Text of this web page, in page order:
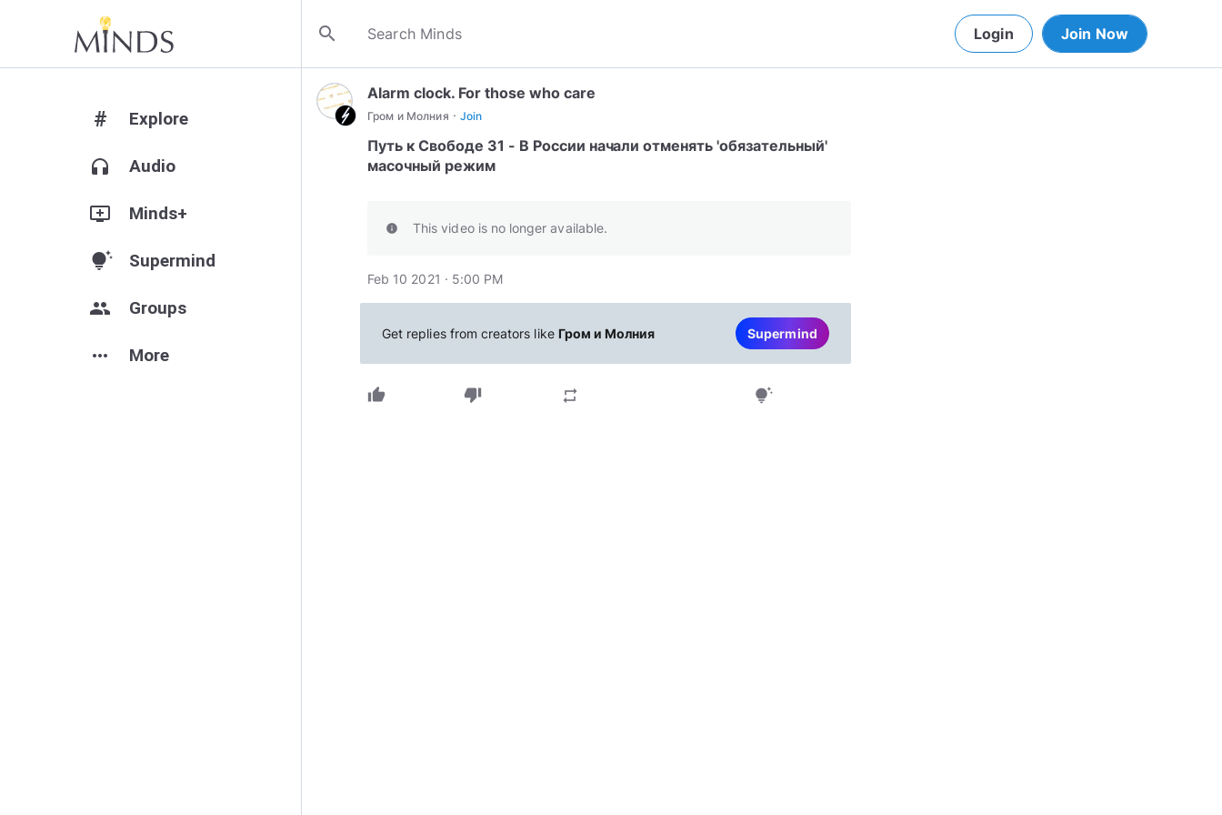
search Login Join Now
# Explore
headphones Audio
add_to_queue Minds+
tips_and_updates Supermind
group Groups
more_horiz More
Alarm clock. For those who care
Гром и Молния · Join
Путь к Свободе 31 - В России начали отменять 'обязательный'
масочный режим
info This video is no longer available.
Feb 10 2021 · 5:00 PM
Get replies from creators like Гром и Молния Supermind
thumb_up thumb_down repeat tips_and_updates